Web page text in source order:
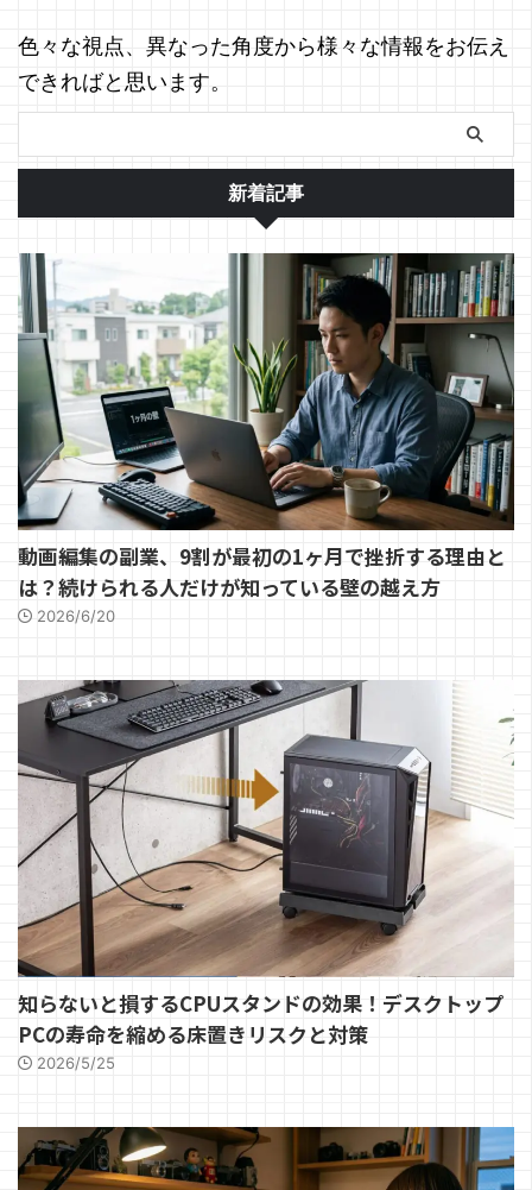
色々な視点、異なった角度から様々な情報をお伝え
できればと思います。
新着記事
動画編集の副業、9割が最初の1ヶ月で挫折する理由と
は？続けられる人だけが知っている壁の越え方
2026/6/20
知らないと損するCPUスタンドの効果！デスクトップ
PCの寿命を縮める床置きリスクと対策
2026/5/25